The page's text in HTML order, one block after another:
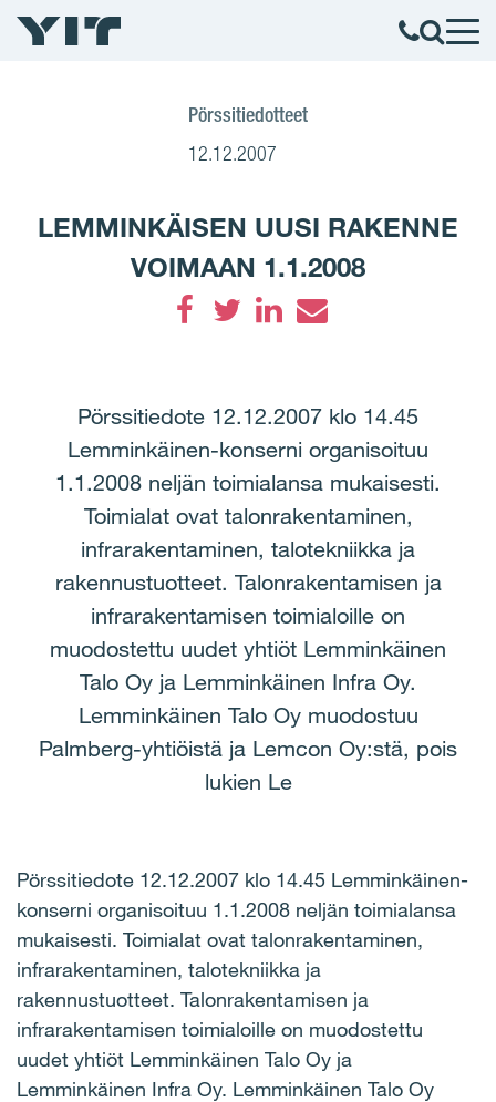
Pörssitiedotteet
12.12.2007
LEMMINKÄISEN UUSI RAKENNE
VOIMAAN 1.1.2008
Pörssitiedote 12.12.2007 klo 14.45
Lemminkäinen-konserni organisoituu
1.1.2008 neljän toimialansa mukaisesti.
Toimialat ovat talonrakentaminen,
infrarakentaminen, talotekniikka ja
rakennustuotteet. Talonrakentamisen ja
infrarakentamisen toimialoille on
muodostettu uudet yhtiöt Lemminkäinen
Talo Oy ja Lemminkäinen Infra Oy.
Lemminkäinen Talo Oy muodostuu
Palmberg-yhtiöistä ja Lemcon Oy:stä, pois
lukien Le
Pörssitiedote 12.12.2007 klo 14.45 Lemminkäinen-
konserni organisoituu 1.1.2008 neljän toimialansa
mukaisesti. Toimialat ovat talonrakentaminen,
infrarakentaminen, talotekniikka ja
rakennustuotteet. Talonrakentamisen ja
infrarakentamisen toimialoille on muodostettu
uudet yhtiöt Lemminkäinen Talo Oy ja
Lemminkäinen Infra Oy. Lemminkäinen Talo Oy